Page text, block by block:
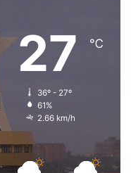
27 ℃
36º - 27º
61%
2.66 km/h